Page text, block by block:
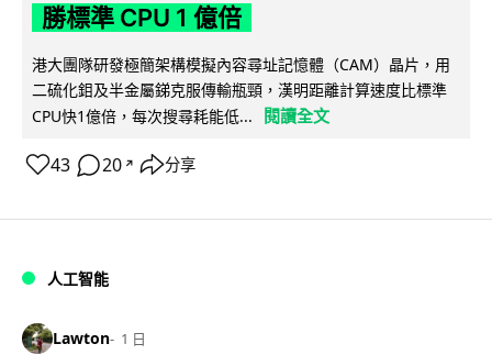
勝標準 CPU 1 億倍
港大團隊研發極簡架構模擬內容尋址記憶體（CAM）晶片，用
二硫化鉬及半金屬銻克服傳輸瓶頸，漢明距離計算速度比標準
CPU快1億倍，每次搜尋耗能低...
閱讀全文
43 20 ↗ 分享
人工智能
Lawton 1 日